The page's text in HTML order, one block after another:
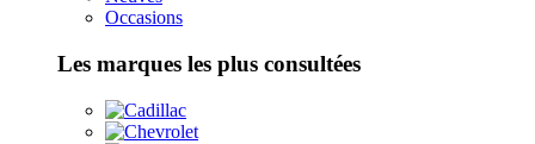
Occasions
Les marques les plus consultées